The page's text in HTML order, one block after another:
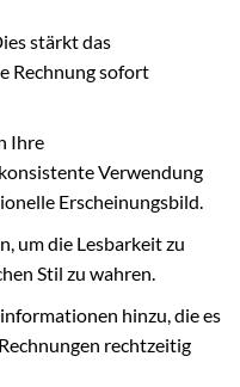
stärkt das
Rechnung sofort
Ihre
Verwendung
Erscheinungsbild.
um die Lesbarkeit zu
Stil zu wahren.
hinzu, die es
rechtzeitig